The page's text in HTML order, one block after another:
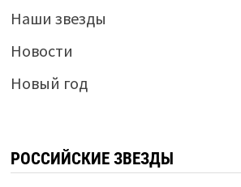
Наши звезды
Новости
Новый год
РОССИЙСКИЕ ЗВЕЗДЫ